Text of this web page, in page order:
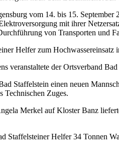
vom 14. bis 15. September
mit ihrer
von Transporten und
Helfer zum
veranstaltete der Ortsverband
Staffelstein einen neuen
Technischen Zuges.
Merkel auf Kloster Banz
Staffelsteiner Helfer 34 Tonnen